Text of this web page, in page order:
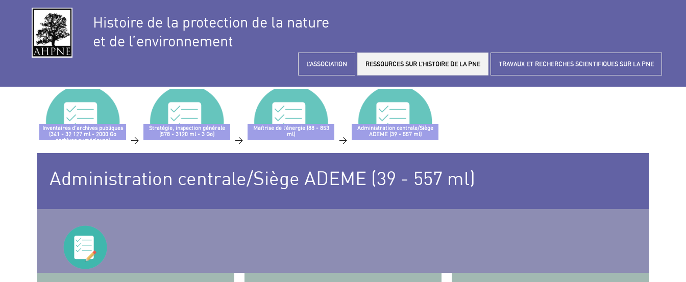
Histoire de la protection de la nature
et de l’environnement
L’ASSOCIATION RESSOURCES SUR L’HISTOIRE DE LA PNE TRAVAUX ET RECHERCHES SCIENTIFIQUES SUR LA PNE
Inventaires d’archives publiques
(341 - 32 127 ml - 2000 Go
archives numériques)
>
Stratégie, inspection générale
(578 - 3120 ml - 3 Go)
>
Maîtrise de l’énergie (88 - 853
ml)
>
Administration centrale/Siège
ADEME (39 - 557 ml)
Administration centrale/Siège ADEME (39 - 557 ml)